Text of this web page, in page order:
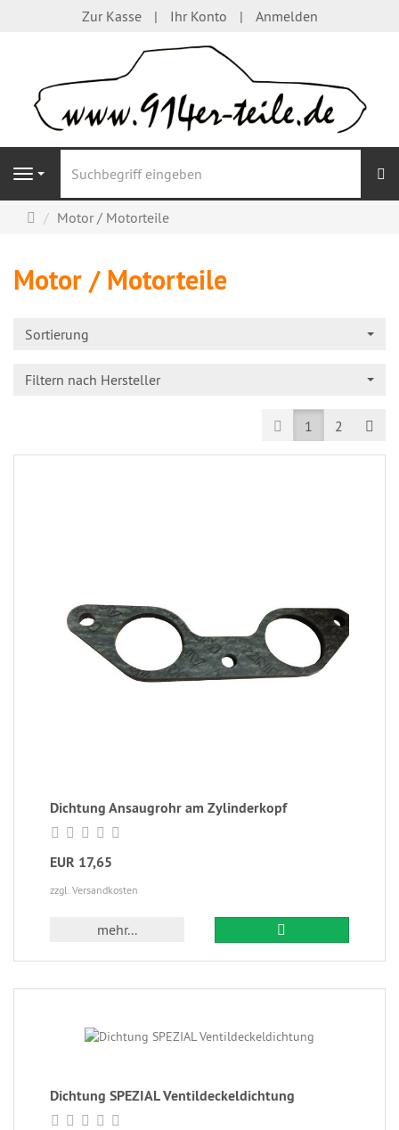
Zur Kasse Ihr Konto Anmelden
Navigation
Startseite
Motor / Motorteile
Motor / Motorteile
Sortierung
Filtern nach Hersteller
Prev1 2
Dichtung Ansaugrohr am Zylinderkopf
EUR 17,65
zzgl. Versandkosten
mehr...
Dichtung SPEZIAL Ventildeckeldichtung